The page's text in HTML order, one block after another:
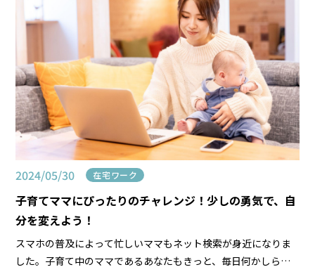
2024/05/30 在宅ワーク
子育てママにぴったりのチャレンジ！少しの勇気で、自
分を変えよう！
スマホの普及によって忙しいママもネット検索が身近になりま
した。子育て中のママであるあなたもきっと、毎日何かしらの